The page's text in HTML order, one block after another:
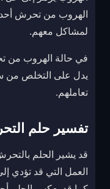
الهروب من تحرش
لمشاكل معهم.
في حالة الهروب من
يدل على التخلص من
تعاملهم.
تفسير حلم
قد يشير الحلم
العمل التي قد